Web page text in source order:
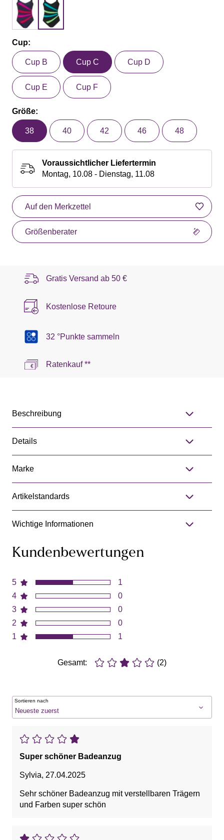
Cup:
Cup B Cup C Cup D
Cup E Cup F
Größe:
38 40 42 46 48
Voraussichtlicher Liefertermin
Montag, 10.08 - Dienstag, 11.08
Auf den Merkzettel
Größenberater
Gratis Versand ab 50 €
Kostenlose Retoure
32 °Punkte sammeln
Ratenkauf **
Beschreibung
Details
Marke
Artikelstandards
Wichtige Informationen
Kundenbewertungen
5
4
3
2
1
1
0
0
0
1
Gesamt: (2)
Sortieren nach
Super schöner Badeanzug
Sylvia, 27.04.2025
Sehr schöner Badeanzug mit verstellbaren Trägern
und Farben super schön